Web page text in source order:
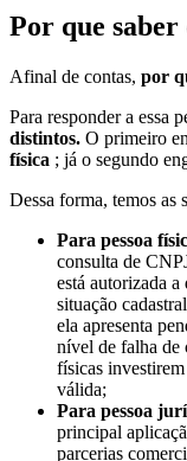
Por que saber
Afinal de contas, por
Para responder a essa
distintos. O primeiro
física ; já o segundo
Dessa forma, temos as
Para pessoa
consulta de
está autorizada a
situação
ela apresenta
nível de falha de
físicas
válida;
Para pessoa
principal
parcerias